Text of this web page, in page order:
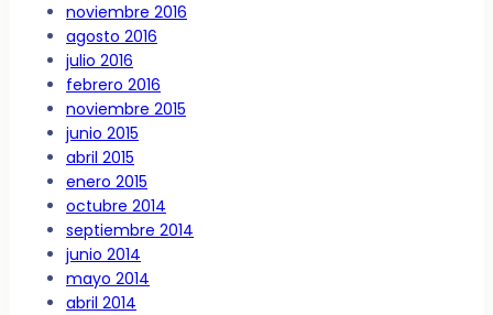
noviembre 2016
agosto 2016
julio 2016
febrero 2016
noviembre 2015
junio 2015
abril 2015
enero 2015
octubre 2014
septiembre 2014
junio 2014
mayo 2014
abril 2014